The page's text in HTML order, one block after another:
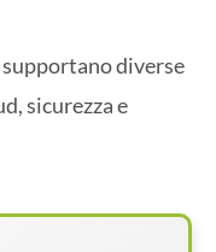
diverse
sicurezza e